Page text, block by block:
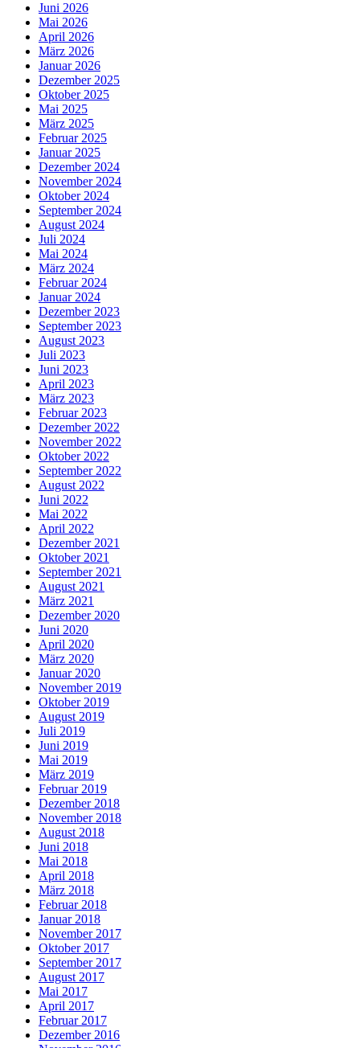
Juni 2026
Mai 2026
April 2026
März 2026
Januar 2026
Dezember 2025
Oktober 2025
Mai 2025
März 2025
Februar 2025
Januar 2025
Dezember 2024
November 2024
Oktober 2024
September 2024
August 2024
Juli 2024
Mai 2024
März 2024
Februar 2024
Januar 2024
Dezember 2023
September 2023
August 2023
Juli 2023
Juni 2023
April 2023
März 2023
Februar 2023
Dezember 2022
November 2022
Oktober 2022
September 2022
August 2022
Juni 2022
Mai 2022
April 2022
Dezember 2021
Oktober 2021
September 2021
August 2021
März 2021
Dezember 2020
Juni 2020
April 2020
März 2020
Januar 2020
November 2019
Oktober 2019
August 2019
Juli 2019
Juni 2019
Mai 2019
März 2019
Februar 2019
Dezember 2018
November 2018
August 2018
Juni 2018
Mai 2018
April 2018
März 2018
Februar 2018
Januar 2018
November 2017
Oktober 2017
September 2017
August 2017
Mai 2017
April 2017
Februar 2017
Dezember 2016